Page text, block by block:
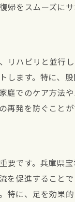
チ
をスムーズにサ
リハビリと並行
します。特に、
庭でのケア方法
発を防ぐことが
要です。兵庫県
を促進すること
特に、足を効果